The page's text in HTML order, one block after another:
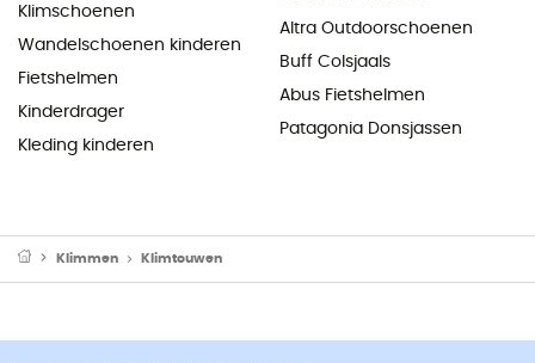
Klimschoenen
Wandelschoenen kinderen
Fietshelmen
Kinderdrager
Kleding kinderen
Altra Outdoorschoenen
Buff Colsjaals
Abus Fietshelmen
Patagonia Donsjassen
Klimmen Klimtouwen